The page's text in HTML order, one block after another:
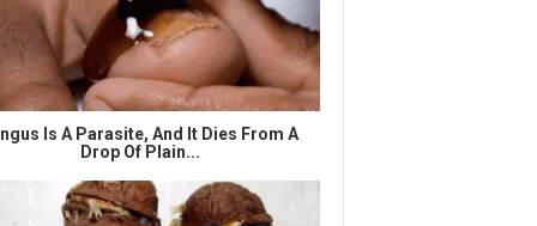
Is A Parasite, And It Dies From A
Drop Of Plain...